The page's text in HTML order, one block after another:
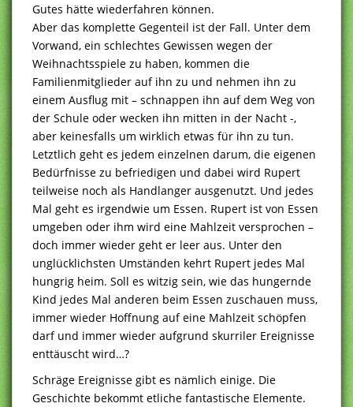
Gutes hätte wiederfahren können.
Aber das komplette Gegenteil ist der Fall. Unter dem
Vorwand, ein schlechtes Gewissen wegen der
Weihnachtsspiele zu haben, kommen die
Familienmitglieder auf ihn zu und nehmen ihn zu
einem Ausflug mit – schnappen ihn auf dem Weg von
der Schule oder wecken ihn mitten in der Nacht -,
aber keinesfalls um wirklich etwas für ihn zu tun.
Letztlich geht es jedem einzelnen darum, die eigenen
Bedürfnisse zu befriedigen und dabei wird Rupert
teilweise noch als Handlanger ausgenutzt. Und jedes
Mal geht es irgendwie um Essen. Rupert ist von Essen
umgeben oder ihm wird eine Mahlzeit versprochen –
doch immer wieder geht er leer aus. Unter den
unglücklichsten Umständen kehrt Rupert jedes Mal
hungrig heim. Soll es witzig sein, wie das hungernde
Kind jedes Mal anderen beim Essen zuschauen muss,
immer wieder Hoffnung auf eine Mahlzeit schöpfen
darf und immer wieder aufgrund skurriler Ereignisse
enttäuscht wird…?
Schräge Ereignisse gibt es nämlich einige. Die
Geschichte bekommt etliche fantastische Elemente.